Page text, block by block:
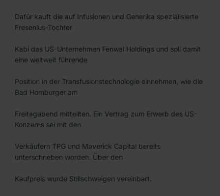
Dafür kauft die auf Infusionen und Generika spezialisierte
Fresenius-Tochter
Kabi das US-Unternehmen Fenwal Holdings und soll damit
eine weltweit führende
Position in der Transfusionstechnologie einnehmen, wie die
Bad Homburger am
Freitagabend mitteilten. Ein Vertrag zum Erwerb des US-
Konzerns sei mit den
Verkäufern TPG und Maverick Capital bereits
unterschrieben worden. Über den
Kaufpreis wurde Stillschweigen vereinbart.